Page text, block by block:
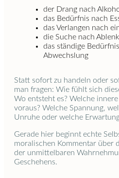
der Drang nach
das Bedürfnis nach
das Verlangen nach
die Suche nach
das ständige
Abwechslung
Statt sofort zu handeln oder
man fragen: Wie fühlt sich
Wo entsteht es? Welche
voraus? Welche Spannung,
Unruhe oder welche
Gerade hier beginnt echte
moralischen Kommentar über
der unmittelbaren
Geschehens.